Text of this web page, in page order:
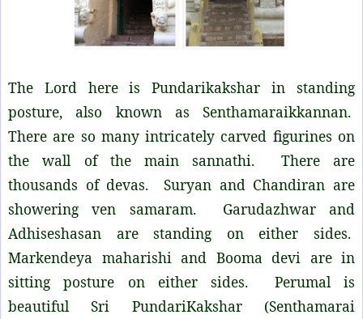
The Lord here is Pundarikakshar in standing
posture, also known as Senthamaraikkannan.
There are so many intricately carved figurines on
the wall of the main sannathi. There are
thousands of devas. Suryan and Chandiran are
showering ven samaram. Garudazhwar and
Adhiseshasan are standing on either sides.
Markendeya maharishi and Booma devi are in
sitting posture on either sides. Perumal is
beautiful Sri PundariKakshar (Senthamarai